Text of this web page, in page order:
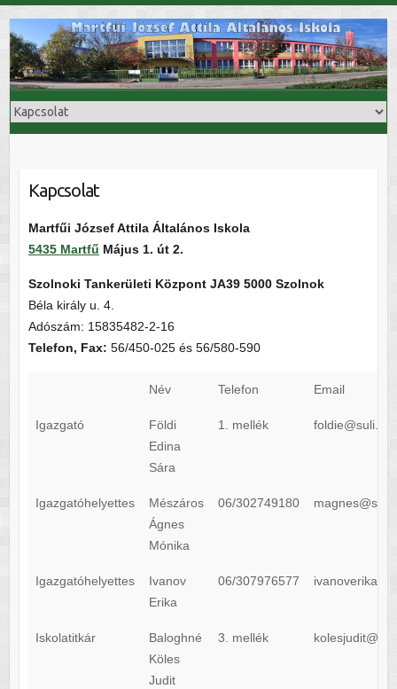
content
Kapcsolat
Martfűi József Attila Általános Iskola
5435 Martfű Május 1. út 2.
Szolnoki Tankerületi Központ JA39 5000 Szolnok
Béla király u. 4.
Adószám: 15835482-2-16
Telefon, Fax: 56/450-025 és 56/580-590
Név Telefon Email
Igazgató
Földi
Edina
Sára
1. mellék
Igazgatóhelyettes
Mészáros
Ágnes
Mónika
06/302749180
Igazgatóhelyettes
Ivanov
Erika
06/307976577
Iskolatitkár
Baloghné
Köles
Judit
3. mellék